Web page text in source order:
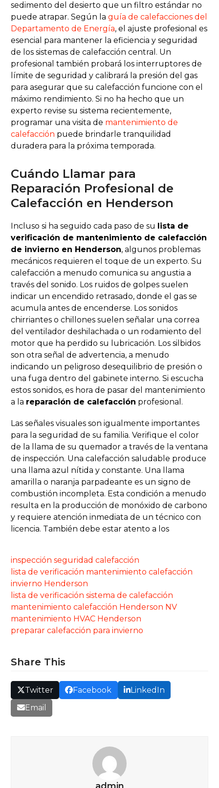
sedimento del desierto que un filtro estándar no
puede atrapar. Según laguía de calefacciones del
Departamento de Energía, el ajuste profesional es
esencial para mantener la eficiencia y seguridad
de los sistemas de calefacción central. Un
profesional también probará los interruptores de
límite de seguridad y calibrará la presión del gas
para asegurar que su calefacción funcione con el
máximo rendimiento. Si no ha hecho que un
experto revise su sistema recientemente,
programar una visita de mantenimiento de
calefacción puede brindarle tranquilidad
duradera para la próxima temporada.
Cuándo Llamar para
Reparación Profesional de
Calefacción en Henderson
Incluso si ha seguido cada paso de su
lista de
verificación de mantenimiento de calefacción
de invierno en Henderson, algunos problemas
mecánicos requieren el toque de un experto. Su
calefacción a menudo comunica su angustia a
través del sonido. Los ruidos de golpes suelen
indicar un encendido retrasado, donde el gas se
acumula antes de encenderse. Los sonidos
chirriantes o chillones suelen señalar una correa
del ventilador deshilachada o un rodamiento del
motor que ha perdido su lubricación. Los silbidos
son otra señal de advertencia, a menudo
indicando un peligroso desequilibrio de presión o
una fuga dentro del gabinete interno. Si escucha
estos sonidos, es hora de pasar del mantenimiento
a la reparación de calefacción profesional.
Las señales visuales son igualmente importantes
para la seguridad de su familia. Verifique el color
de la llama de su quemador a través de la ventana
de inspección. Una calefacción saludable produce
una llama azul nítida y constante. Una llama
amarilla o naranja parpadeante es un signo de
combustión incompleta. Esta condición a menudo
resulta en la producción de monóxido de carbono
y requiere atención inmediata de un técnico con
licencia. También debe estar atento a los
inspección seguridad calefacción
lista de verificación mantenimiento calefacción
invierno Henderson
lista de verificación sistema de calefacción
mantenimiento calefacción Henderson NV
mantenimiento HVAC Henderson
preparar calefacción para invierno
Share This
Twitter Facebook
LinkedIn
Email